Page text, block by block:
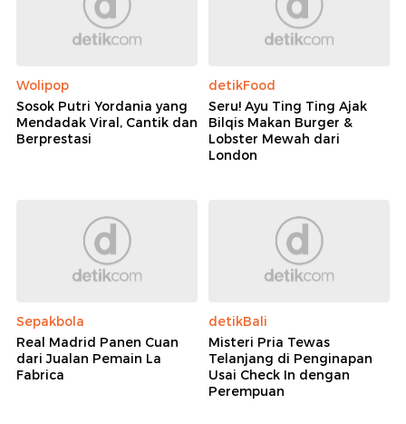
Wolipop
Sosok Putri Yordania yang
Mendadak Viral, Cantik dan
Berprestasi
detikFood
Seru! Ayu Ting Ting Ajak
Bilqis Makan Burger &
Lobster Mewah dari
London
Sepakbola
Real Madrid Panen Cuan
dari Jualan Pemain La
Fabrica
detikBali
Misteri Pria Tewas
Telanjang di Penginapan
Usai Check In dengan
Perempuan